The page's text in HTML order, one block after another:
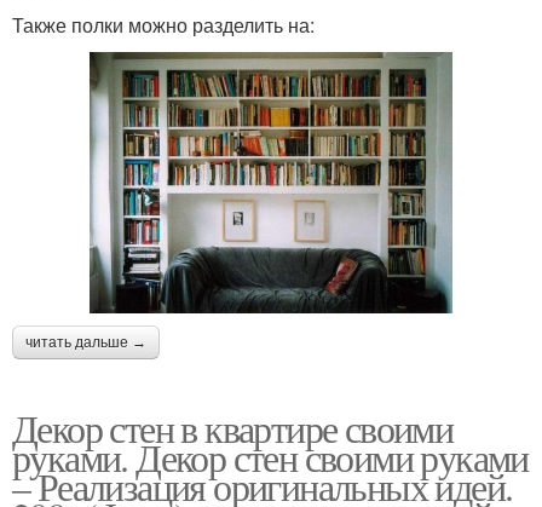
Также полки можно разделить на:
читать дальше →
Декор стен в квартире своими
руками. Декор стен своими руками
– Реализация оригинальных идей.